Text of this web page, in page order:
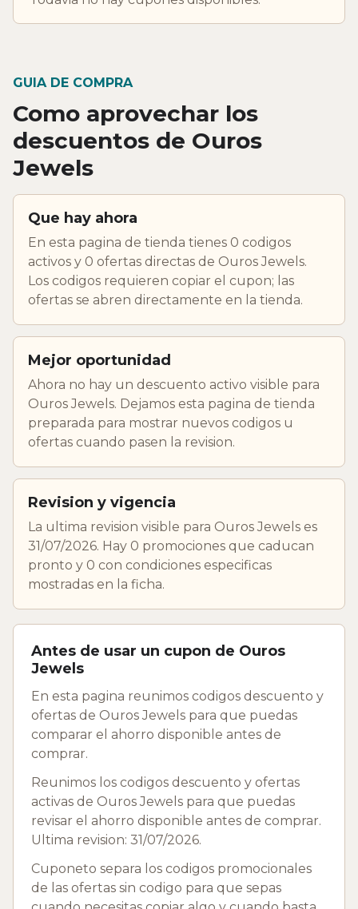
GUIA DE COMPRA
Como aprovechar los
descuentos de Ouros
Jewels
Que hay ahora
En esta pagina de tienda tienes 0 codigos
activos y 0 ofertas directas de Ouros Jewels.
Los codigos requieren copiar el cupon; las
ofertas se abren directamente en la tienda.
Mejor oportunidad
Ahora no hay un descuento activo visible para
Ouros Jewels. Dejamos esta pagina de tienda
preparada para mostrar nuevos codigos u
ofertas cuando pasen la revision.
Revision y vigencia
La ultima revision visible para Ouros Jewels es
31/07/2026. Hay 0 promociones que caducan
pronto y 0 con condiciones especificas
mostradas en la ficha.
Antes de usar un cupon de Ouros
Jewels
En esta pagina reunimos codigos descuento y
ofertas de Ouros Jewels para que puedas
comparar el ahorro disponible antes de
comprar.
Reunimos los codigos descuento y ofertas
activas de Ouros Jewels para que puedas
revisar el ahorro disponible antes de comprar.
Ultima revision: 31/07/2026.
Cuponeto separa los codigos promocionales
de las ofertas sin codigo para que sepas